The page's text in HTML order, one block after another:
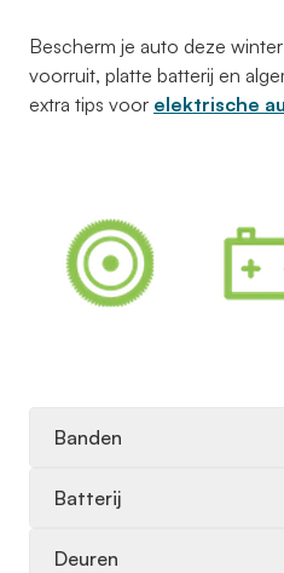
Bescherm je auto deze
voorruit, platte batterij en
extra tips voor elektrische
Banden
Batterij
Deuren